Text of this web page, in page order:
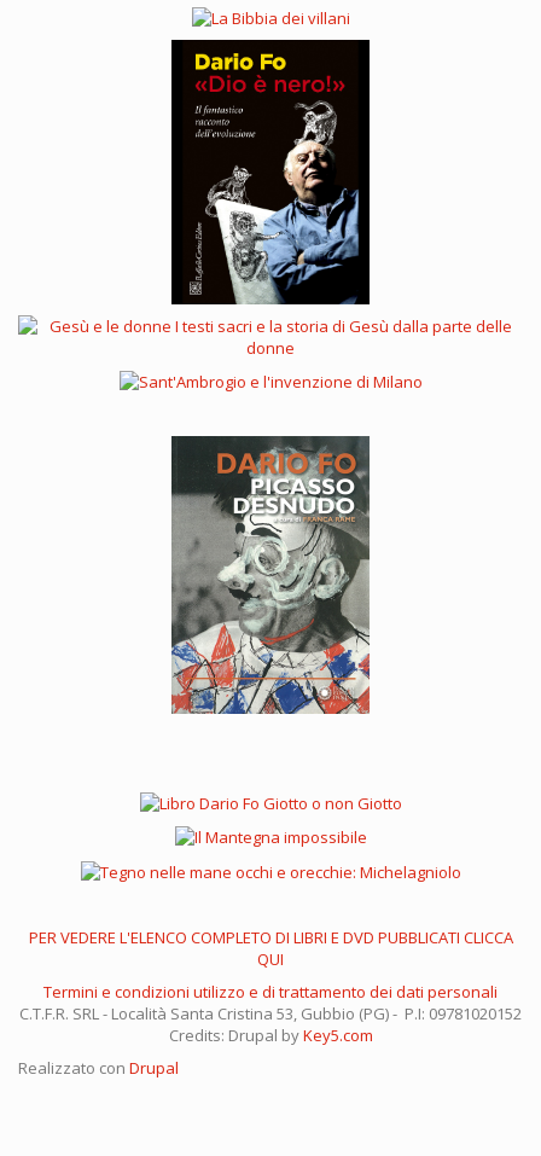
PER VEDERE L'ELENCO COMPLETO DI LIBRI E DVD PUBBLICATI CLICCA
QUI
Termini e condizioni utilizzo e di trattamento dei dati personali
C.T.F.R. SRL - Località Santa Cristina 53, Gubbio (PG) - P.I: 09781020152
Credits: Drupal byKey5.com
Realizzato con Drupal